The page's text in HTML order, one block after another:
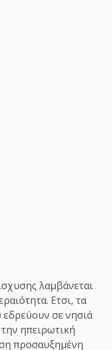
λαμβάνεται
Ετσι, τα
εδρεύουν σε νησιά
ηπειρωτική
προσαυξημένη